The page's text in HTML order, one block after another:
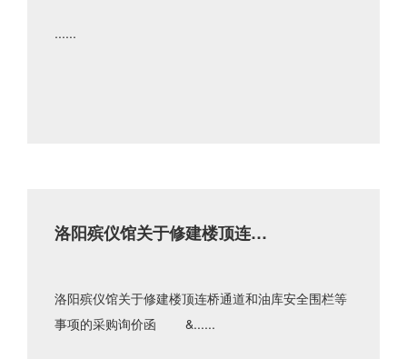
......
洛阳殡仪馆关于修建楼顶连桥
采购询价函
洛阳殡仪馆关于修建楼顶连桥通道和油库安全围栏等
事项的采购询价函 &......